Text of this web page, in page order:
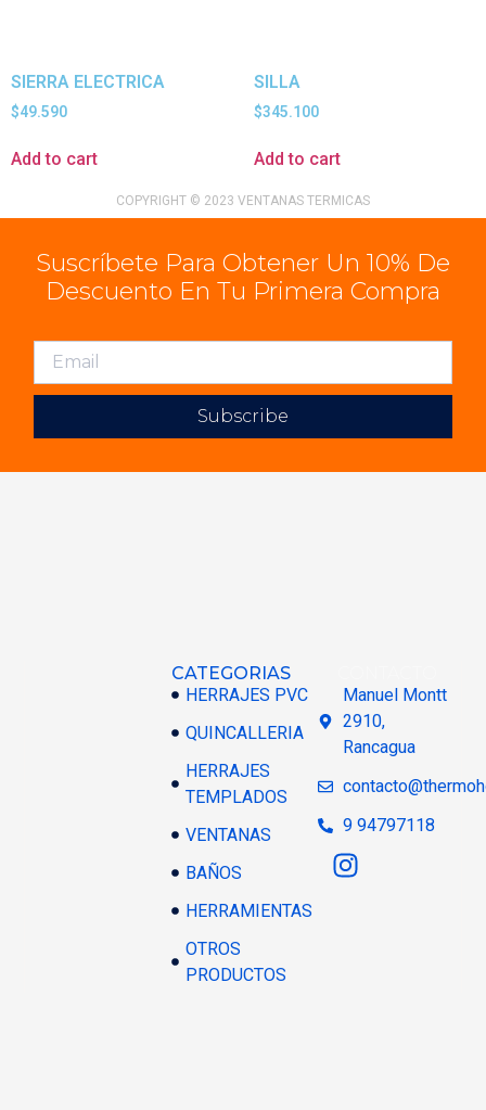
SIERRA ELECTRICA
$49.590
Add to cart
SILLA
$345.100
Add to cart
COPYRIGHT © 2023 VENTANAS TERMICAS
Suscríbete Para Obtener Un 10% De
Descuento En Tu Primera Compra
Subscribe
CATEGORIAS
HERRAJES PVC
QUINCALLERIA
HERRAJES
TEMPLADOS
VENTANAS
BAÑOS
HERRAMIENTAS
OTROS
PRODUCTOS
Manuel Montt
2910,
Rancagua
9 94797118